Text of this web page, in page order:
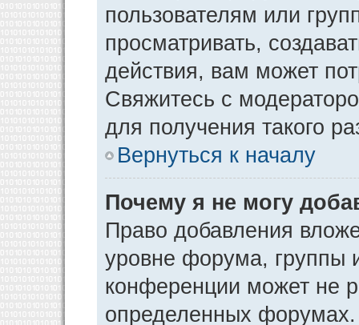
пользователям или
просматривать,
действия, вам может
Свяжитесь с
для получения такого
Вернуться к началу
Почему я не могу
Право добавления
уровне форума, группы
конференции может не
определенных